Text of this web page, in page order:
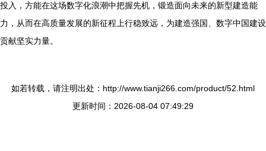
投入，方能在这场数字化浪潮中把握先机，锻造面向未来的新型建造能
力，从而在高质量发展的新征程上行稳致远，为建造强国、数字中国建设
贡献坚实力量。
如若转载，请注明出处：http://www.tianji266.com/product/52.html
更新时间：2026-08-04 07:49:29